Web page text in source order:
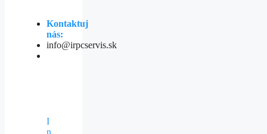
Kontaktuj
nás:
info@irpcservis.sk
I
n